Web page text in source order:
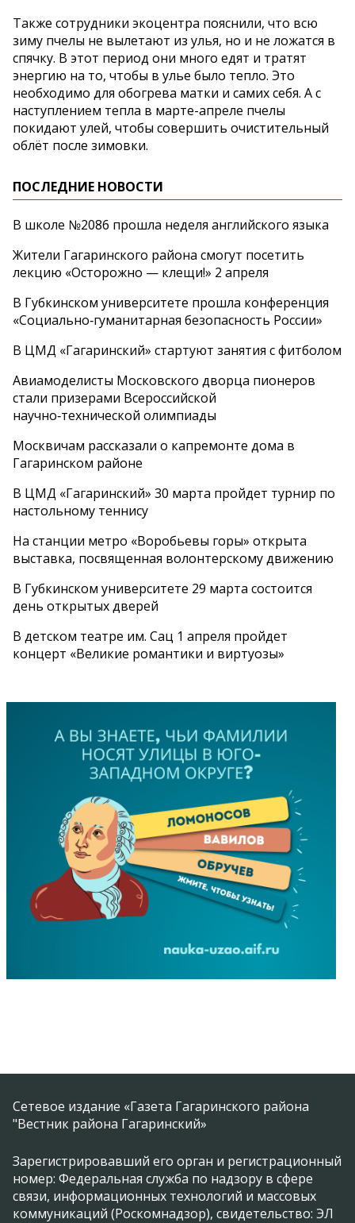
Также сотрудники экоцентра пояснили, что всю
зиму пчелы не вылетают из улья, но и не ложатся в
спячку. В этот период они много едят и тратят
энергию на то, чтобы в улье было тепло. Это
необходимо для обогрева матки и самих себя. А с
наступлением тепла в марте-апреле пчелы
покидают улей, чтобы совершить очистительный
облёт после зимовки.
ПОСЛЕДНИЕ НОВОСТИ
В школе №2086 прошла неделя английского языка
Жители Гагаринского района смогут посетить
лекцию «Осторожно — клещи!» 2 апреля
В Губкинском университете прошла конференция
«Социально‑гуманитарная безопасность России»
В ЦМД «Гагаринский» стартуют занятия с фитболом
Авиамоделисты Московского дворца пионеров
стали призерами Всероссийской
научно‑технической олимпиады
Москвичам рассказали о капремонте дома в
Гагаринском районе
В ЦМД «Гагаринский» 30 марта пройдет турнир по
настольному теннису
На станции метро «Воробьевы горы» открыта
выставка, посвященная волонтерскому движению
В Губкинском университете 29 марта состоится
день открытых дверей
В детском театре им. Сац 1 апреля пройдет
концерт «Великие романтики и виртуозы»
Сетевое издание «Газета Гагаринского района
"Вестник района Гагаринский»
Зарегистрировавший его орган и регистрационный
номер: Федеральная служба по надзору в сфере
связи, информационных технологий и массовых
коммуникаций (Роскомнадзор), свидетельство: ЭЛ